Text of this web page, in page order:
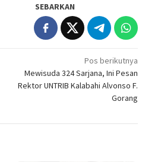
SEBARKAN
Pos berikutnya
Mewisuda 324 Sarjana, Ini Pesan
Rektor UNTRIB Kalabahi Alvonso F.
Gorang